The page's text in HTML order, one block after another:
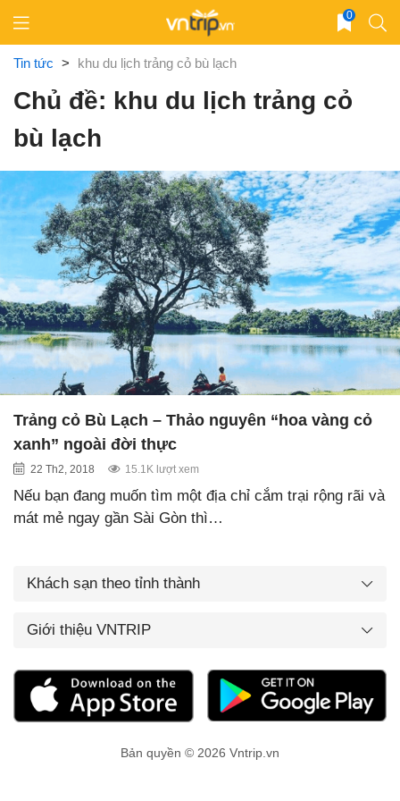
content
0
Tin tức > khu du lịch trảng cỏ bù lạch
Chủ đề: khu du lịch trảng cỏ
bù lạch
Trảng cỏ Bù Lạch – Thảo nguyên “hoa vàng cỏ
xanh” ngoài đời thực
22 Th2, 2018 15.1K lượt xem
Nếu bạn đang muốn tìm một địa chỉ cắm trại rộng rãi và
mát mẻ ngay gần Sài Gòn thì…
Khách sạn theo tỉnh thành
Giới thiệu VNTRIP
Bản quyền © 2026 Vntrip.vn